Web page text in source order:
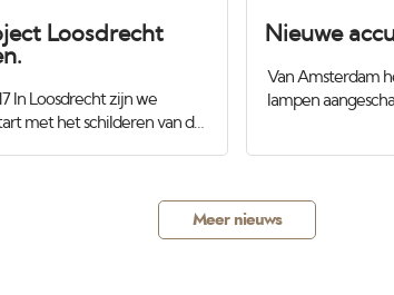
Loosdrecht
In Loosdrecht zijn we
met het schilderen van de
Eerst alles steigeren
bij kunnen. Voor meer
Nieuwe
Van Amsterdam
lampen
loopt er iemand
we niets missen.
Meer nieuws